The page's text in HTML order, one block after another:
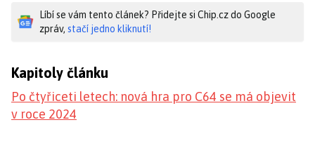
Líbí se vám tento článek? Přidejte si Chip.cz do Google
zpráv, stačí jedno kliknutí!
Kapitoly článku
Po čtyřiceti letech: nová hra pro C64 se má objevit
v roce 2024